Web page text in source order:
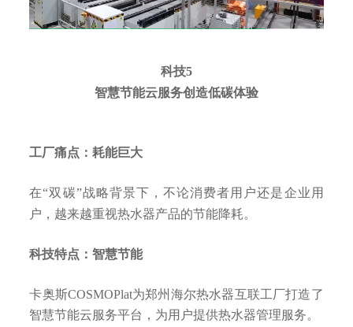
科技5
智慧节能云服务创造低碳体验
工厂痛点：耗能巨大
在“双碳”战略背景下，不论消费者用户还是企业用
户，越来越重视热水器产品的节能降耗。
科技特点：智慧节能
卡奥斯COSMOPlat为郑州海尔热水器互联工厂打造了
智慧节能云服务平台，为用户提供热水器管理服务。